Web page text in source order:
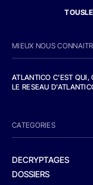
MIEUX NOUS
ATLANTICO C'EST QUI,
LE RESEAU
CATEGORIES
DECRYPTAGES
DOSSIERS